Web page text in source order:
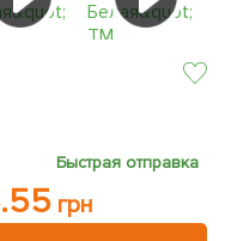
Быстрая отправка
грн